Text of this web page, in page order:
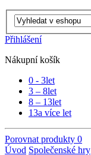
Přihlášení
Nákupní košík
0 - 3let
3 – 8let
8 – 13let
13a více let
Porovnat produkty 0
Úvod Společenské hry